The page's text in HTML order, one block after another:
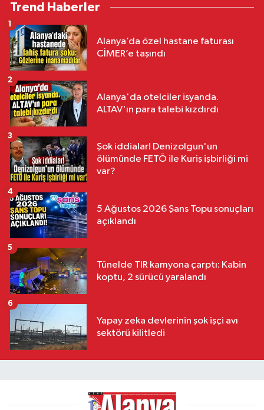
Trend Haberler
Alanya’da özel hastane faturası
CİMER’e taşındı
1
Alanya'da otelciler isyanda.
ALTAV'ın para talebi kızdırdı
2
Şok iddialar! Denizolgun'un
ölümünde FETÖ ile Kuriş işbirliği mi
var?
3
5 Ağustos 2026 Şans Topu sonuçları
açıklandı
4
Tünelde TIR kamyona çarptı: Kabin
koptu, 2 sürücü yaralandı
5
Yapay zeka devlerinin şok işçi avı
sektörü kilitledi
6